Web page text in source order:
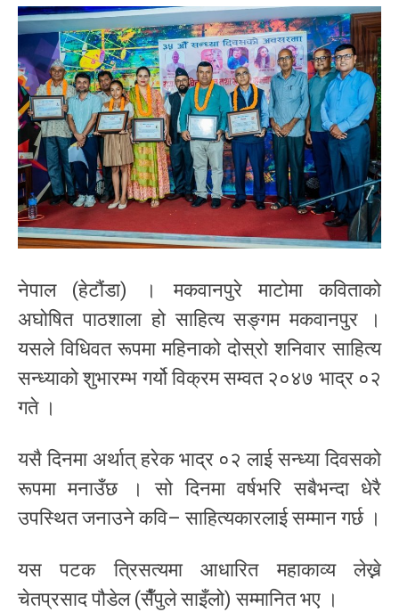
नेपाल (हेटौंडा) । मकवानपुरे माटोमा कविताको
अघोषित पाठशाला हो साहित्य सङ्गम मकवानपुर ।
यसले विधिवत रूपमा महिनाको दोस्रो शनिवार साहित्य
सन्ध्याको शुभारम्भ गर्यो विक्रम सम्वत २०४७ भाद्र ०२
गते ।
यसै दिनमा अर्थात् हरेक भाद्र ०२ लाई सन्ध्या दिवसको
रूपमा मनाउँछ । सो दिनमा वर्षभरि सबैभन्दा धेरै
उपस्थित जनाउने कवि– साहित्यकारलाई सम्मान गर्छ ।
यस पटक त्रिसत्यमा आधारित महाकाव्य लेख्ने
चेतप्रसाद पौडेल (सैँपुले साइँलो) सम्मानित भए ।